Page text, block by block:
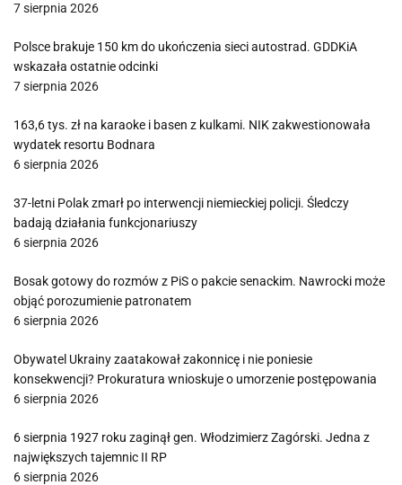
7 sierpnia 2026
Polsce brakuje 150 km do ukończenia sieci autostrad. GDDKiA
wskazała ostatnie odcinki
7 sierpnia 2026
163,6 tys. zł na karaoke i basen z kulkami. NIK zakwestionowała
wydatek resortu Bodnara
6 sierpnia 2026
37-letni Polak zmarł po interwencji niemieckiej policji. Śledczy
badają działania funkcjonariuszy
6 sierpnia 2026
Bosak gotowy do rozmów z PiS o pakcie senackim. Nawrocki może
objąć porozumienie patronatem
6 sierpnia 2026
Obywatel Ukrainy zaatakował zakonnicę i nie poniesie
konsekwencji? Prokuratura wnioskuje o umorzenie postępowania
6 sierpnia 2026
6 sierpnia 1927 roku zaginął gen. Włodzimierz Zagórski. Jedna z
największych tajemnic II RP
6 sierpnia 2026